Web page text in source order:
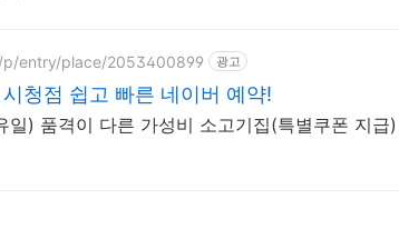
entry/place/2053400899 광고
청점 쉽고 빠른 네이버 예약!
일) 품격이 다른 가성비 소고기집(특별쿠폰 지